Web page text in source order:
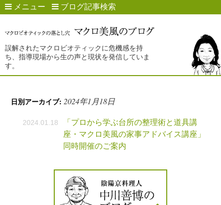
メニュー ブログ記事検索
誤解されたマクロビオティックに危機感を持
ち、指導現場から生の声と現状を発信していま
す。
日別アーカイブ:2024年1月18日
2024.01.18
「プロから学ぶ台所の整理術と道具講
座・マクロ美風の家事アドバイス講座」
同時開催のご案内